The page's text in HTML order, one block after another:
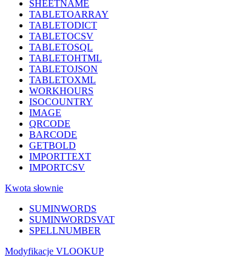
SHEETNAME
TABLETOARRAY
TABLETODICT
TABLETOCSV
TABLETOSQL
TABLETOHTML
TABLETOJSON
TABLETOXML
WORKHOURS
ISOCOUNTRY
IMAGE
QRCODE
BARCODE
GETBOLD
IMPORTTEXT
IMPORTCSV
Kwota słownie
SUMINWORDS
SUMINWORDSVAT
SPELLNUMBER
Modyfikacje VLOOKUP